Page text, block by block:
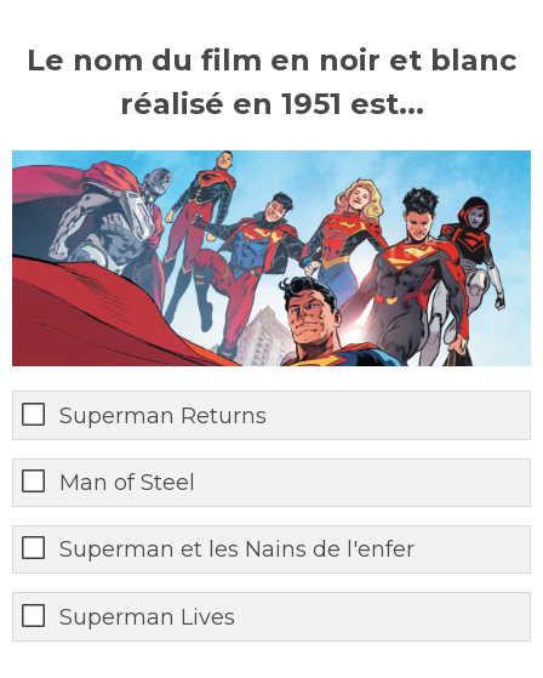
Le nom du film en noir et blanc
réalisé en 1951 est...
Superman Returns
Man of Steel
Superman et les Nains de l'enfer
Superman Lives